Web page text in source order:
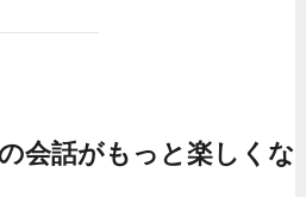
会話がもっと楽しくな